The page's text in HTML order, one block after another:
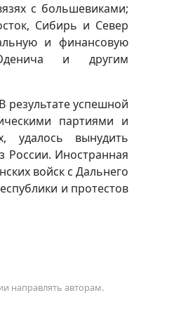
с большевиками;
Сибирь и Север
и финансовую
и другим
результате успешной
партиями и
удалось вынудить
России. Иностранная
войск с Дальнего
и протестов
направлять авторам.